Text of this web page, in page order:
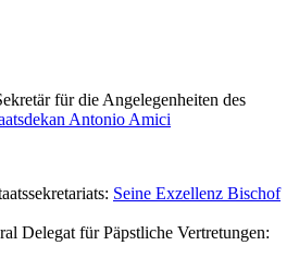
für die Angelegenheiten des
Antonio Amici
Seine Exzellenz Bischof
Delegat für Päpstliche Vertretungen: